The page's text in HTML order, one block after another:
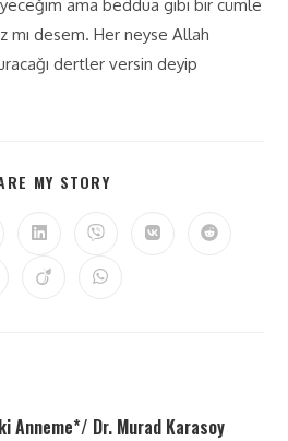
ama beddua gibi bir cümle
mı desem. Her neyse Allah
dertler versin deyip
MY STORY
Anneme*/ Dr. Murad Karasoy